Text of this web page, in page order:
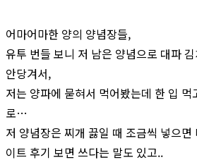
어마어마한 양의 양념장들,
유투 번들 보니 저 남은 양념으로 대파
안당겨서,
저는 양파에 묻혀서 먹어봤는데 한 입 먹
로…
저 양념장은 찌개 끓일 때 조금씩 넣으
이트 후기 보면 쓰다는 말도 있고..